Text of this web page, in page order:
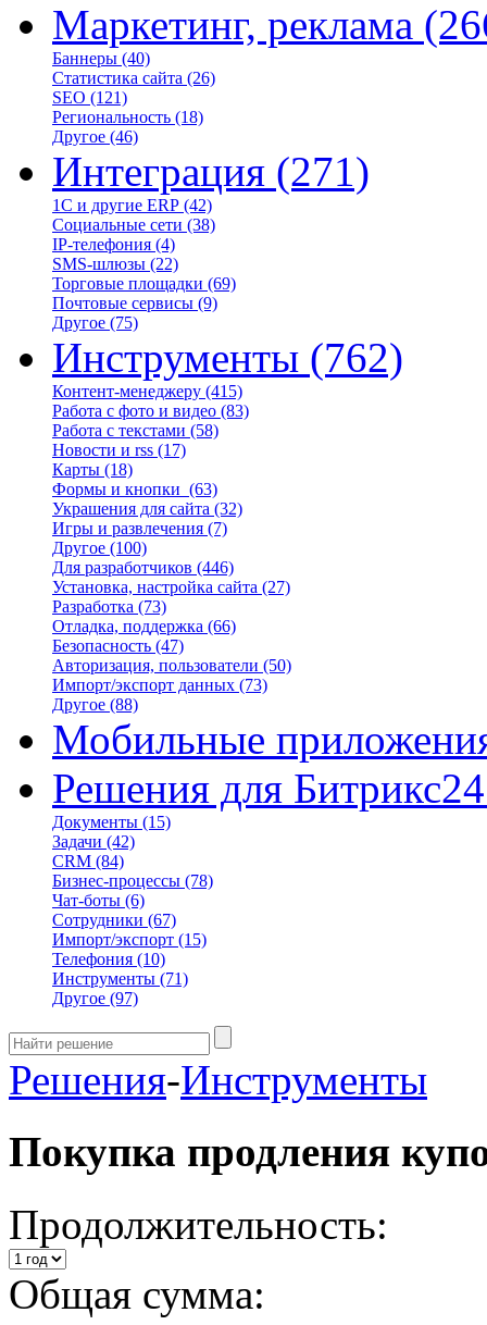
Маркетинг, реклама
Баннеры (40)
Статистика сайта (26)
SEO (121)
Региональность (18)
Другое (46)
Интеграция (271)
1С и другие ERP (42)
Социальные сети (38)
IP-телефония (4)
SMS-шлюзы (22)
Торговые площадки (69)
Почтовые сервисы (9)
Другое (75)
Инструменты (762)
Контент-менеджеру (415)
Работа с фото и видео (83)
Работа с текстами (58)
Новости и rss (17)
Карты (18)
Формы и кнопки (63)
Украшения для сайта (32)
Игры и развлечения (7)
Другое (100)
Для разработчиков (446)
Установка, настройка сайта (27)
Разработка (73)
Отладка, поддержка (66)
Безопасность (47)
Авторизация, пользователи (50)
Импорт/экспорт данных (73)
Другое (88)
Мобильные
Решения для Битрикс24
Документы (15)
Задачи (42)
CRM (84)
Бизнес-процессы (78)
Чат-боты (6)
Сотрудники (67)
Импорт/экспорт (15)
Телефония (10)
Инструменты (71)
Другое (97)
Решения-Инструменты
Покупка продления
Продолжительность:
Общая сумма: